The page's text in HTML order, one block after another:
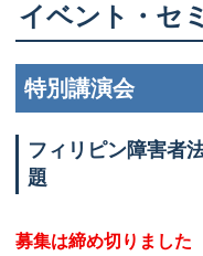
イベント・セ
特別講演会
フィリピン障害者
題
募集は締め切りました